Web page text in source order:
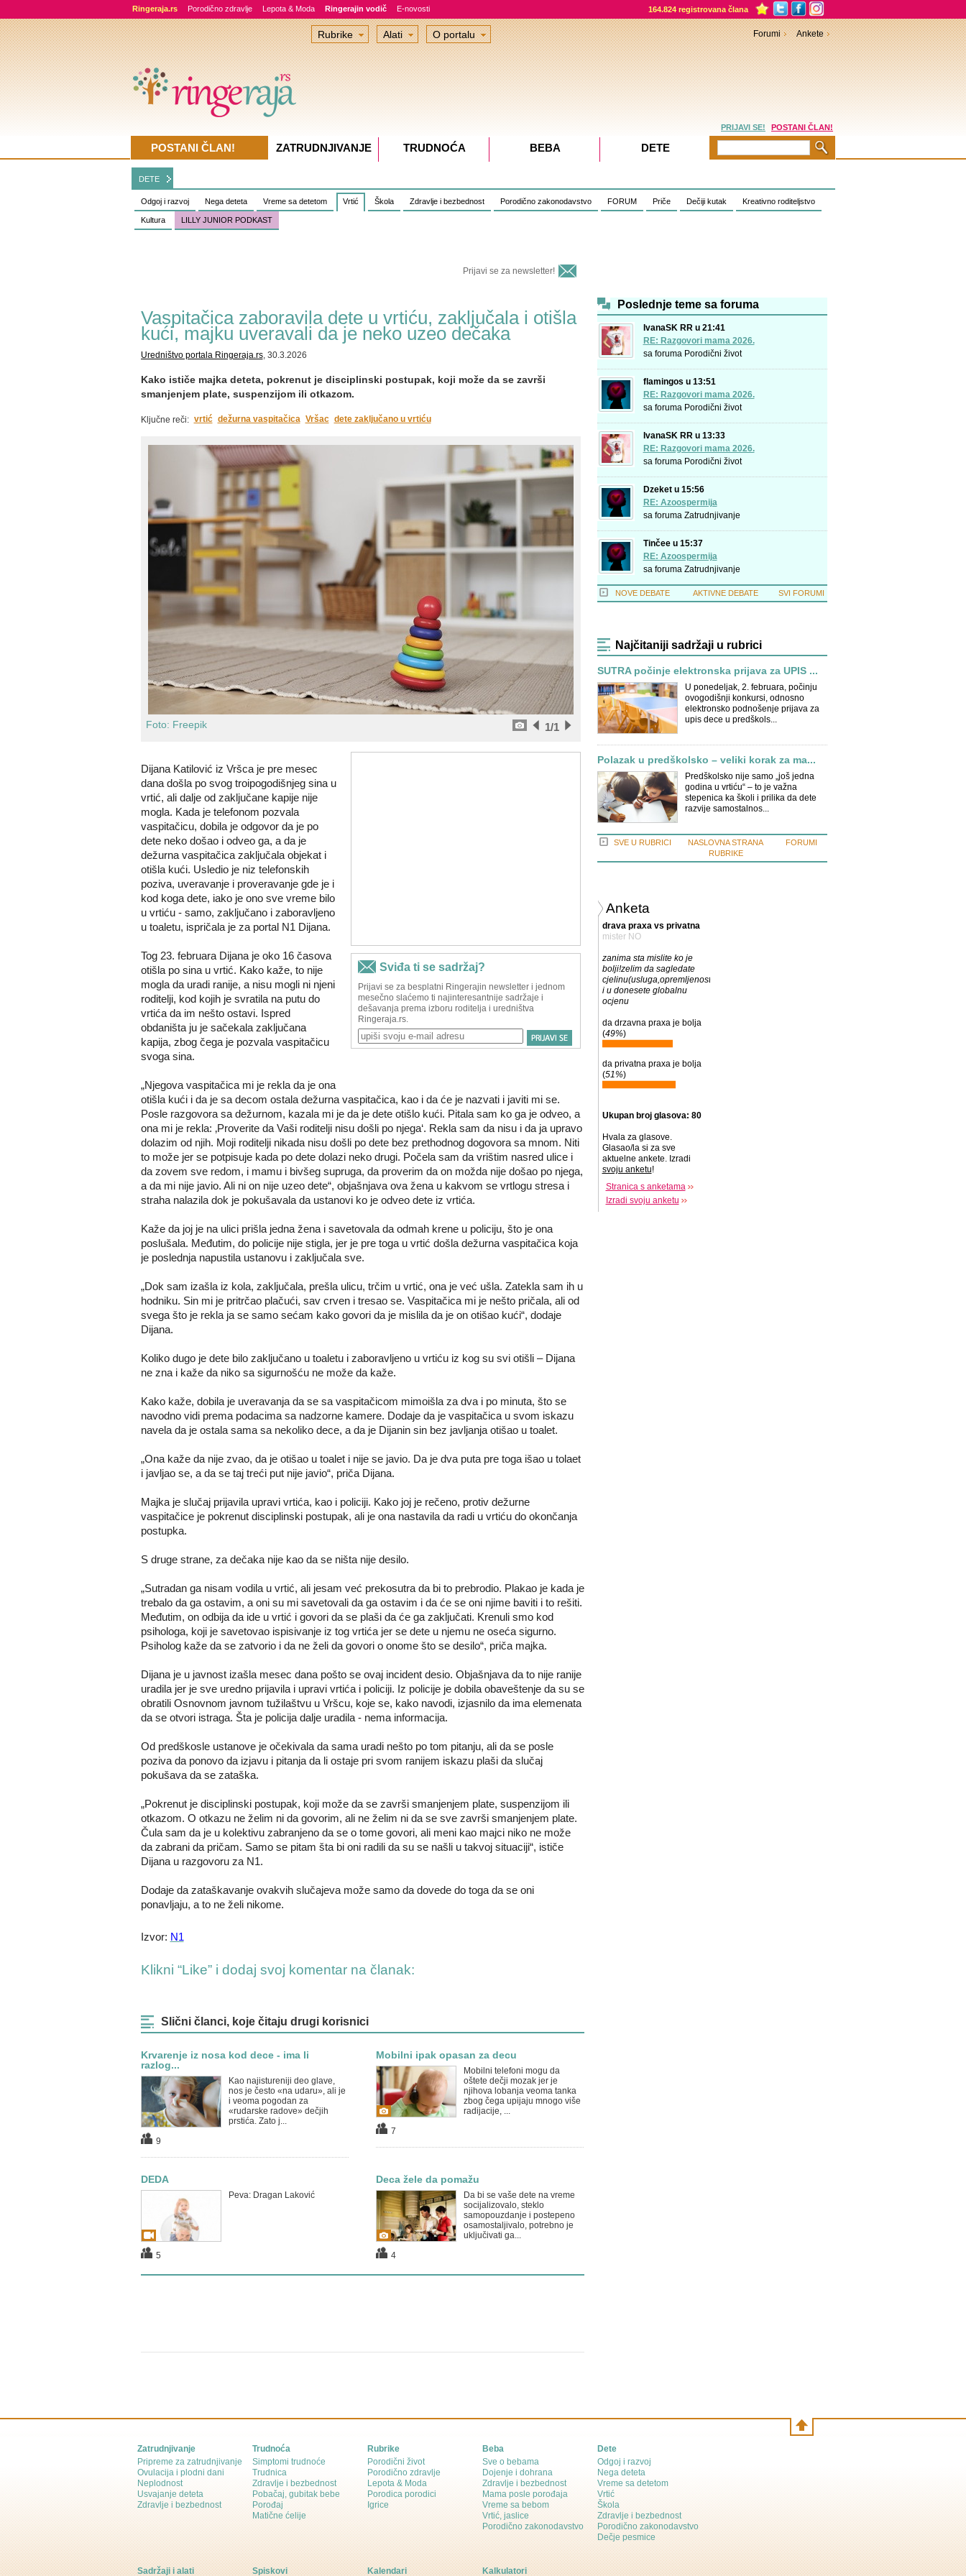
Ringeraja.rs Porodično zdravlje Lepota & Moda Ringerajin vodič E-novosti 164.824 registrovana člana
DETE
Odgoj i razvoj Nega deteta Vreme sa detetom Vrtić Škola Zdravlje i bezbednost Porodično zakonodavstvo FORUM Priče Dečiji kutak Kreativno roditeljstvo
Kultura LILLY JUNIOR PODKAST
Prijavi se za newsletter!
Vaspitačica zaboravila dete u vrtiću, zaključala i otišla
kući, majku uveravali da je neko uzeo dečaka
Uredništvo portala Ringeraja.rs, 30.3.2026
Kako ističe majka deteta, pokrenut je disciplinski postupak, koji može da se završi
smanjenjem plate, suspenzijom ili otkazom.
Ključne reči: vrtić dežurna vaspitačica Vršac dete zaključano u vrtiću
Foto: Freepik /1
1
Dijana Katilović iz Vršca je pre mesec
dana došla po svog troipogodišnjeg sina u
vrtić, ali dalje od zaključane kapije nije
mogla. Kada je telefonom pozvala
vaspitačicu, dobila je odgovor da je po
dete neko došao i odveo ga, a da je
dežurna vaspitačica zaključala objekat i
otišla kući. Usledio je niz telefonskih
poziva, uveravanje i proveravanje gde je i
kod koga dete, iako je ono sve vreme bilo
u vrtiću - samo, zaključano i zaboravljeno
u toaletu, ispričala je za portal N1 Dijana.
Tog 23. februara Dijana je oko 16 časova
otišla po sina u vrtić. Kako kaže, to nije
mogla da uradi ranije, a nisu mogli ni njeni
roditelji, kod kojih je svratila na putu do
vrtića da im nešto ostavi. Ispred
obdaništa ju je sačekala zaključana
kapija, zbog čega je pozvala vaspitačicu
svoga sina.
„Njegova vaspitačica mi je rekla da je ona
otišla kući i da je sa decom ostala dežurna vaspitačica, kao i da će je nazvati i javiti mi se.
Posle razgovora sa dežurnom, kazala mi je da je dete otišlo kući. Pitala sam ko ga je odveo, a
ona mi je rekla: ‚Proverite da Vaši roditelji nisu došli po njega‘. Rekla sam da nisu i da ja upravo
dolazim od njih. Moji roditelji nikada nisu došli po dete bez prethodnog dogovora sa mnom. Niti
to može jer se potpisuje kada po dete dolazi neko drugi. Počela sam da vrištim nasred ulice i
da zovem sve redom, i mamu i bivšeg supruga, da proverim da on možda nije došao po njega,
a da mi nije javio. Ali ni on nije uzeo dete“, objašnjava ova žena u kakvom se vrtlogu stresa i
straha nalazila dok je pokušavala da ustanovi ko je odveo dete iz vrtića.
Kaže da joj je na ulici prišla jedna žena i savetovala da odmah krene u policiju, što je ona
poslušala. Međutim, do policije nije stigla, jer je pre toga u vrtić došla dežurna vaspitačica koja
je poslednja napustila ustanovu i zaključala sve.
„Dok sam izašla iz kola, zaključala, prešla ulicu, trčim u vrtić, ona je već ušla. Zatekla sam ih u
hodniku. Sin mi je pritrčao plačući, sav crven i tresao se. Vaspitačica mi je nešto pričala, ali od
svega što je rekla ja se samo sećam kako govori da je mislila da je on otišao kući“, dodaje
Dijana.
Koliko dugo je dete bilo zaključano u toaletu i zaboravljeno u vrtiću iz kog su svi otišli – Dijana
ne zna i kaže da niko sa sigurnošću ne može da kaže.
Kako kaže, dobila je uveravanja da se sa vaspitačicom mimoišla za dva i po minuta, što se
navodno vidi prema podacima sa nadzorne kamere. Dodaje da je vaspitačica u svom iskazu
navela da je ostala sama sa nekoliko dece, a da je Dijanin sin bez javljanja otišao u toalet.
„Ona kaže da nije zvao, da je otišao u toalet i nije se javio. Da je dva puta pre toga išao u tolaet
i javljao se, a da se taj treći put nije javio“, priča Dijana.
Majka je slučaj prijavila upravi vrtića, kao i policiji. Kako joj je rečeno, protiv dežurne
vaspitačice je pokrenut disciplinski postupak, ali je ona nastavila da radi u vrtiću do okončanja
postupka.
S druge strane, za dečaka nije kao da se ništa nije desilo.
„Sutradan ga nisam vodila u vrtić, ali jesam već prekosutra da bi to prebrodio. Plakao je kada je
trebalo da ga ostavim, a oni su mi savetovali da ga ostavim i da će se oni njime baviti i to rešiti.
Međutim, on odbija da ide u vrtić i govori da se plaši da će ga zaključati. Krenuli smo kod
psihologa, koji je savetovao ispisivanje iz tog vrtića jer se dete u njemu ne oseća sigurno.
Psiholog kaže da se zatvorio i da ne želi da govori o onome što se desilo“, priča majka.
Dijana je u javnost izašla mesec dana pošto se ovaj incident desio. Objašnjava da to nije ranije
uradila jer je sve uredno prijavila i upravi vrtića i policiji. Iz policije je dobila obaveštenje da su se
obratili Osnovnom javnom tužilaštvu u Vršcu, koje se, kako navodi, izjasnilo da ima elemenata
da se otvori istraga. Šta je policija dalje uradila - nema informacija.
Od predškosle ustanove je očekivala da sama uradi nešto po tom pitanju, ali da se posle
poziva da ponovo da izjavu i pitanja da li ostaje pri svom ranijem iskazu plaši da slučaj
pokušava da se zataška.
„Pokrenut je disciplinski postupak, koji može da se završi smanjenjem plate, suspenzijom ili
otkazom. O otkazu ne želim ni da govorim, ali ne želim ni da se sve završi smanjenjem plate.
Čula sam da je u kolektivu zabranjeno da se o tome govori, ali meni kao majci niko ne može
da zabrani da pričam. Samo se pitam šta bi oni radili da su se našli u takvoj situaciji“, ističe
Dijana u razgovoru za N1.
Dodaje da zataškavanje ovakvih slučajeva može samo da dovede do toga da se oni
ponavljaju, a to ne želi nikome.
Izvor: N1
Klikni “Like” i dodaj svoj komentar na članak:
Slični članci, koje čitaju drugi korisnici
Krvarenje iz nosa kod dece - ima li
razlog...
Kao najistureniji deo glave,
nos je često «na udaru», ali je
i veoma pogodan za
«rudarske radove» dečjih
prstića. Zato j...
9
Mobilni ipak opasan za decu
Mobilni telefoni mogu da
oštete dečji mozak jer je
njihova lobanja veoma tanka
zbog čega upijaju mnogo više
radijacije, ...
7
DEDA
Peva: Dragan Laković
5
Deca žele da pomažu
Da bi se vaše dete na vreme
socijalizovalo, steklo
samopouzdanje i postepeno
osamostaljivalo, potrebno je
uključivati ga...
4
Poslednje teme sa foruma
IvanaSK RR u 21:41
RE: Razgovori mama 2026.
sa foruma Porodični život
flamingos u 13:51
RE: Razgovori mama 2026.
sa foruma Porodični život
IvanaSK RR u 13:33
RE: Razgovori mama 2026.
sa foruma Porodični život
Dzeket u 15:56
RE: Azoospermija
sa foruma Zatrudnjivanje
Tinčee u 15:37
RE: Azoospermija
sa foruma Zatrudnjivanje
NOVE DEBATE AKTIVNE DEBATE SVI FORUMI
Najčitaniji sadržaji u rubrici
SUTRA počinje elektronska prijava za UPIS ...
U ponedeljak, 2. februara, počinju
ovogodišnji konkursi, odnosno
elektronsko podnošenje prijava za
upis dece u predškols...
Polazak u predškolsko – veliki korak za ma...
Predškolsko nije samo „još jedna
godina u vrtiću“ – to je važna
stepenica ka školi i prilika da dete
razvije samostalnos...
SVE U RUBRICI
NASLOVNA STRANA
RUBRIKE
FORUMI
Anketa
drava praxa vs privatna
mister NO
zanima sta mislite ko je
bolji!zelim da sagledate
cjelinu(usluga,opremljenost,strucnost,odgovornost...)
i u donesete globalnu
ocjenu
da drzavna praxa je bolja
(49%)
da privatna praxa je bolja
(51%)
Ukupan broj glasova: 80
Hvala za glasove.
Glasao/la si za sve
aktuelne ankete. Izradi
svoju anketu!
Stranica s anketama
Izradi svoju anketu
Rubrike Alati O portalu Forumi Ankete
PRIJAVI SE! POSTANI ČLAN!
POSTANI ČLAN! ZATRUDNJIVANJE TRUDNOĆA BEBA DETE
Zatrudnjivanje
Pripreme za zatrudnjivanje
Ovulacija i plodni dani
Neplodnost
Usvajanje deteta
Zdravlje i bezbednost
Trudnoća
Simptomi trudnoće
Trudnica
Zdravlje i bezbednost
Pobačaj, gubitak bebe
Porođaj
Matične ćelije
Rubrike
Porodični život
Porodično zdravlje
Lepota & Moda
Porodica porodici
Igrice
Beba
Sve o bebama
Dojenje i dohrana
Zdravlje i bezbednost
Mama posle porođaja
Vreme sa bebom
Vrtić, jaslice
Porodično zakonodavstvo
Dete
Odgoj i razvoj
Nega deteta
Vreme sa detetom
Vrtić
Škola
Zdravlje i bezbednost
Porodično zakonodavstvo
Dečje pesmice
Sadržaji i alati Spiskovi Kalendari Kalkulatori